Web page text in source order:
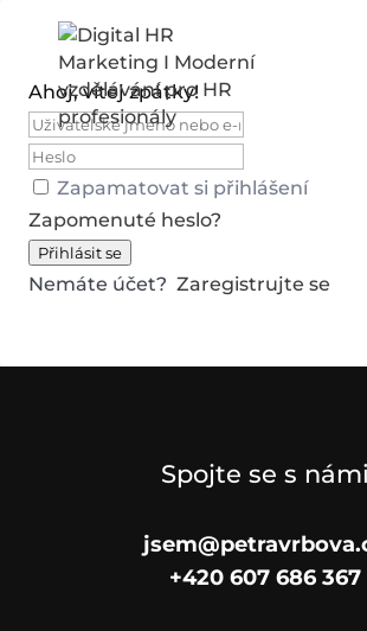
Ahoj, vítej zpátky!
Zapamatovat si přihlášení
Zapomenuté heslo?
Přihlásit se
Nemáte účet? Zaregistrujte se
Spojte se s námi
+420 607 686 367